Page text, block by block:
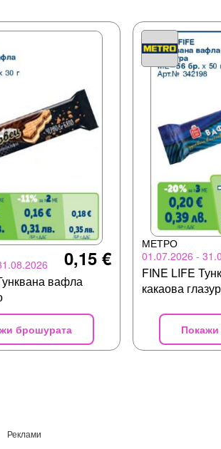
0,15 €
вафла
брошурата
МЕТРО
01.07.2026 -
FINE LIFE
какаова
Реклами